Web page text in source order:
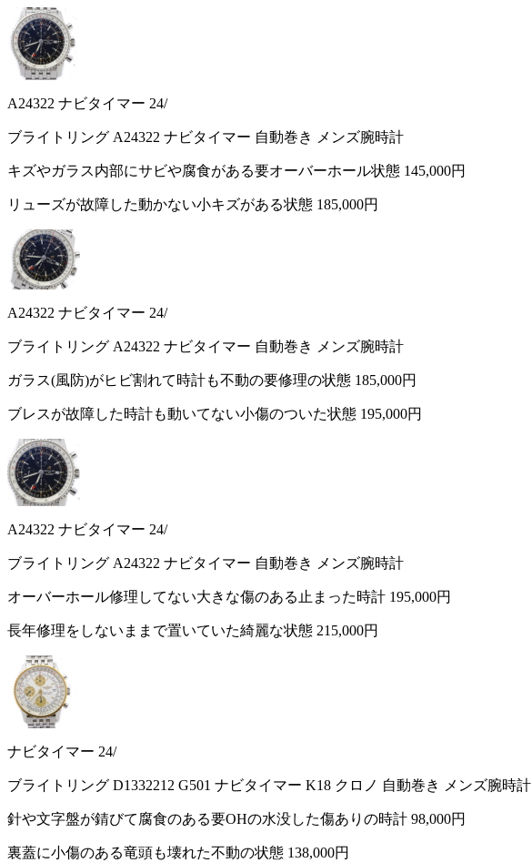
A24322 ナビタイマー 24/
ブライトリング A24322 ナビタイマー 自動巻き メンズ腕時計
キズやガラス内部にサビや腐食がある要オーバーホール状態 145,000円
リューズが故障した動かない小キズがある状態 185,000円
A24322 ナビタイマー 24/
ブライトリング A24322 ナビタイマー 自動巻き メンズ腕時計
ガラス(風防)がヒビ割れて時計も不動の要修理の状態 185,000円
ブレスが故障した時計も動いてない小傷のついた状態 195,000円
A24322 ナビタイマー 24/
ブライトリング A24322 ナビタイマー 自動巻き メンズ腕時計
オーバーホール修理してない大きな傷のある止まった時計 195,000円
長年修理をしないままで置いていた綺麗な状態 215,000円
ナビタイマー 24/
ブライトリング D1332212 G501 ナビタイマー K18 クロノ 自動巻き メンズ腕時計
針や文字盤が錆びて腐食のある要OHの水没した傷ありの時計 98,000円
裏蓋に小傷のある竜頭も壊れた不動の状態 138,000円